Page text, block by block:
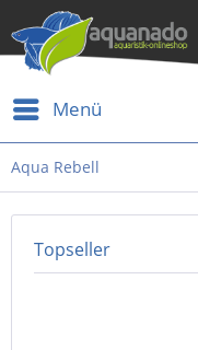
Menü
Aqua Rebell
Topseller